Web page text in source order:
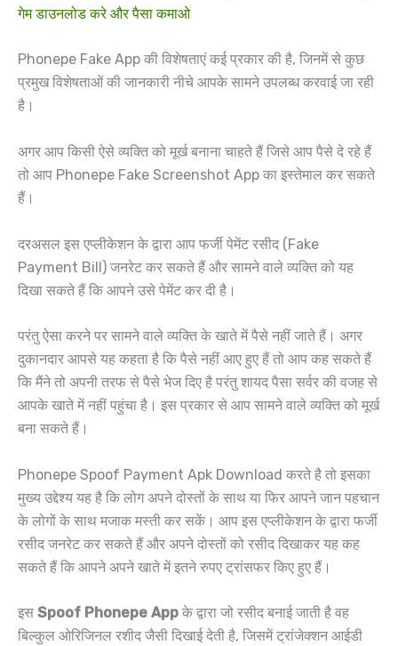
गेम डाउनलोड करे और पैसा कमाओ
Phonepe Fake App की विशेषताएं कई प्रकार की है, जिनमें से कुछ
प्रमुख विशेषताओं की जानकारी नीचे आपके सामने उपलब्ध करवाई जा रही
है।
अगर आप किसी ऐसे व्यक्ति को मूर्ख बनाना चाहते हैं जिसे आप पैसे दे रहे हैं
तो आप Phonepe Fake Screenshot App का इस्तेमाल कर सकते
हैं।
दरअसल इस एप्लीकेशन के द्वारा आप फर्जी पेमेंट रसीद (Fake
Payment Bill) जनरेट कर सकते हैं और सामने वाले व्यक्ति को यह
दिखा सकते हैं कि आपने उसे पेमेंट कर दी है।
परंतु ऐसा करने पर सामने वाले व्यक्ति के खाते में पैसे नहीं जाते हैं। अगर
दुकानदार आपसे यह कहता है कि पैसे नहीं आए हुए हैं तो आप कह सकते हैं
कि मैंने तो अपनी तरफ से पैसे भेज दिए है परंतु शायद पैसा सर्वर की वजह से
आपके खाते में नहीं पहुंचा है। इस प्रकार से आप सामने वाले व्यक्ति को मूर्ख
बना सकते हैं।
Phonepe Spoof Payment Apk Download करते है तो इसका
मुख्य उद्देश्य यह है कि लोग अपने दोस्तों के साथ या फिर आपने जान पहचान
के लोगों के साथ मजाक मस्ती कर सकें। आप इस एप्लीकेशन के द्वारा फर्जी
रसीद जनरेट कर सकते हैं और अपने दोस्तों को रसीद दिखाकर यह कह
सकते हैं कि आपने अपने खाते में इतने रुपए ट्रांसफर किए हुए हैं।
इस Spoof Phonepe App के द्वारा जो रसीद बनाई जाती है वह
बिल्कुल ओरिजिनल रशीद जैसी दिखाई देती है, जिसमें ट्रांजेक्शन आईडी